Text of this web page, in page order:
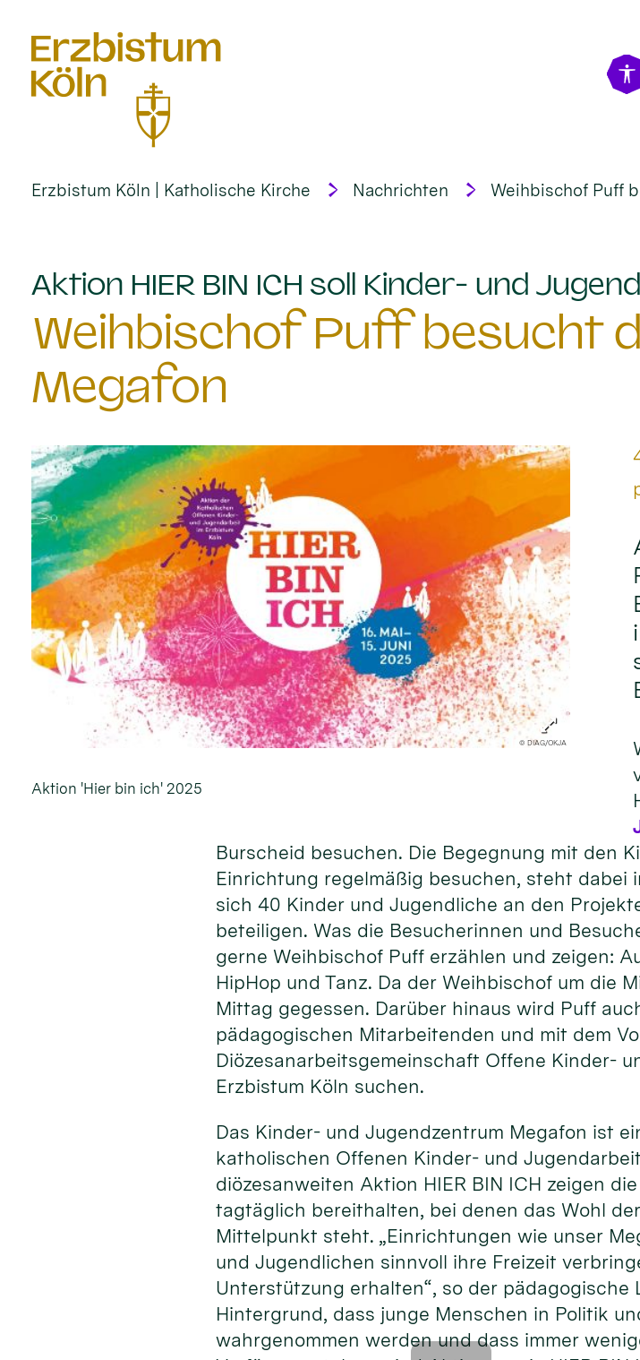
Erzbistum Köln | Katholische Kirche Nachrichten Weihbischof Puff
Aktion HIER BIN ICH soll Kinder- und
Weihbischof Puff besucht
Megafon
© DIAG/OKJA
Aktion 'Hier bin ich' 2025
Burscheid besuchen. Die Begegnung mit den
Einrichtung regelmäßig besuchen, steht dabei
sich 40 Kinder und Jugendliche an den
beteiligen. Was die Besucherinnen und
gerne Weihbischof Puff erzählen und zeigen:
HipHop und Tanz. Da der Weihbischof um die
Mittag gegessen. Darüber hinaus wird Puff
pädagogischen Mitarbeitenden und mit dem
Diözesanarbeitsgemeinschaft Offene Kinder-
Erzbistum Köln suchen.
Das Kinder- und Jugendzentrum Megafon ist
katholischen Offenen Kinder- und
diözesanweiten Aktion HIER BIN ICH zeigen
tagtäglich bereithalten, bei denen das Wohl
Mittelpunkt steht. „Einrichtungen wie unser
und Jugendlichen sinnvoll ihre Freizeit
Unterstützung erhalten“, so der pädagogische
Hintergrund, dass junge Menschen in Politik
wahrgenommen werden und dass immer